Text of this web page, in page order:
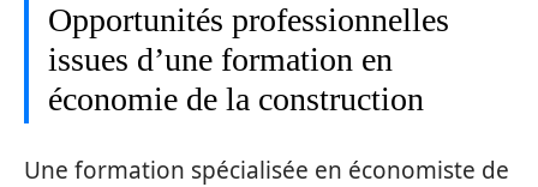
Opportunités professionnelles
issues d’une formation en
économie de la construction
Une formation spécialisée en économiste de